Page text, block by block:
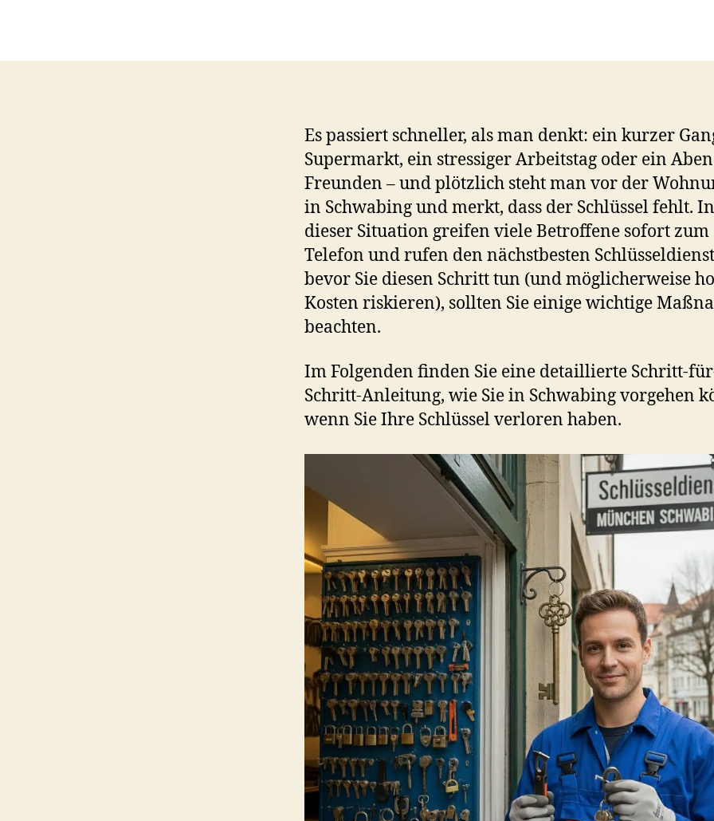
Es passiert schneller, als man denkt: ein kurzer
Supermarkt, ein stressiger Arbeitstag oder ein
Freunden – und plötzlich steht man vor der
in Schwabing und merkt, dass der Schlüssel fehlt. In
dieser Situation greifen viele Betroffene sofort zum
Telefon und rufen den nächstbesten
bevor Sie diesen Schritt tun (und möglicherweise
Kosten riskieren), sollten Sie einige wichtige
beachten.
Im Folgenden finden Sie eine detaillierte Schritt-
Schritt-Anleitung, wie Sie in Schwabing vorgehen
wenn Sie Ihre Schlüssel verloren haben.